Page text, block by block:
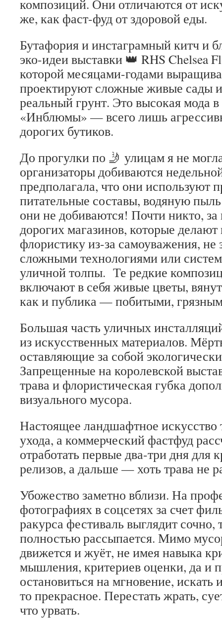
композиций. Они отличаются от
же, как фаст-фуд от здоровой еды.
Бутафория и инстаграмный китч и
эко-идеи выставки 👑 RHS Chelsea
которой месяцами-годами
проектируют сложные живые сады
реальный грунт. Это высокая мода
«Инблюмы» — всего лишь
дорогих бутиков.
До прогулки по 🤳 улицам я не
организаторы добиваются
предполагала, что они используют
питательные составы, водяную
они не добиваются! Почти никто,
дорогих магазинов, которые
флористику из-за самоуважения, не
сложными технологиями или
уличной толпы. Те редкие
включают в себя живые цветы,
как и публика — побитыми,
Большая часть уличных
из искусственных материалов.
оставляющие за собой
Запрещенные на королевской
трава и флористическая губка
визуального мусора.
Настоящее ландшафтное искусство
ухода, а коммерческий фастфуд
отработать первые два-три дня для
релизов, а дальше — хоть трава не
Убожество заметно вблизи. На
фотографиях в соцсетях за счет
ракурса фестиваль выглядит
полностью рассыпается. Мимо
движется и жуёт, не имея навыка
мышления, критериев оценки, да и
остановиться на мгновение, искать
то прекрасное. Перестать жрать,
что урвать.